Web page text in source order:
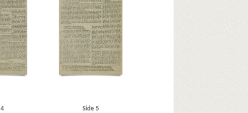
forfatter
Björnsson, Svein, tandlæge
Zeuthen & Aagaard C
Carl Allers Etablissement, Valby
hotel, Kbh. Dagmarhus
Dagsposten
Distinguised Military Medal Dyck, Else van, Kbh.
Essen, redaktør Finland
Frankrig
Glyptoteket
Goebbels, Joseph
Hans Justs Magasiner Helsingfors
Helweg Mikkelsen & Co.
Side 5